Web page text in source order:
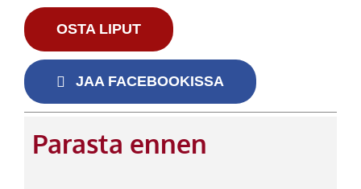
OSTA LIPUT
JAA FACEBOOKISSA
Parasta ennen